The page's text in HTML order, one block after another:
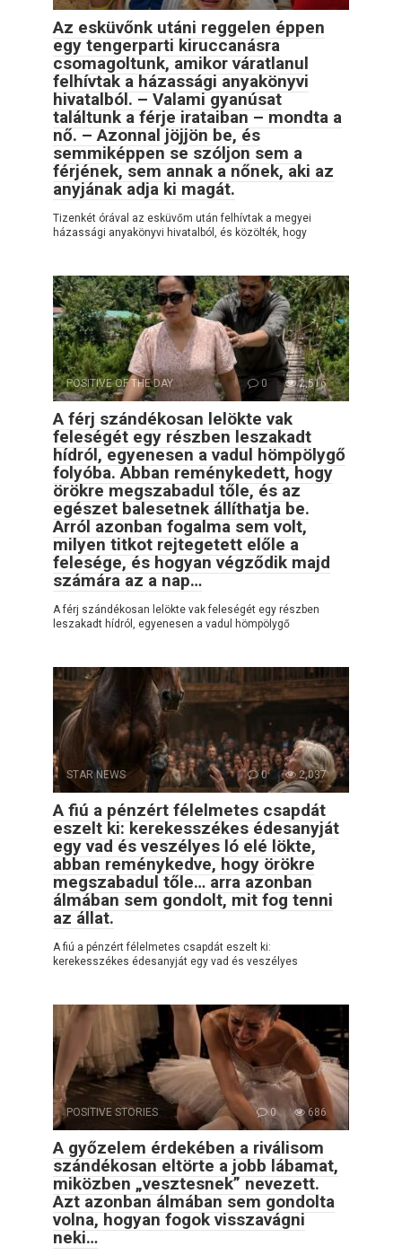
Az esküvőnk utáni reggelen éppen
egy tengerparti kiruccanásra
csomagoltunk, amikor váratlanul
felhívtak a házassági anyakönyvi
hivatalból. – Valami gyanúsat
találtunk a férje irataiban – mondta a
nő. – Azonnal jöjjön be, és
semmiképpen se szóljon sem a
férjének, sem annak a nőnek, aki az
anyjának adja ki magát.
Tizenkét órával az esküvőm után felhívtak a megyei
házassági anyakönyvi hivatalból, és közölték, hogy
POSITIVE OF THE DAY 0 2,516
A férj szándékosan lelökte vak
feleségét egy részben leszakadt
hídról, egyenesen a vadul hömpölygő
folyóba. Abban reménykedett, hogy
örökre megszabadul tőle, és az
egészet balesetnek állíthatja be.
Arról azonban fogalma sem volt,
milyen titkot rejtegetett előle a
felesége, és hogyan végződik majd
számára az a nap…
A férj szándékosan lelökte vak feleségét egy részben
leszakadt hídról, egyenesen a vadul hömpölygő
STAR NEWS 0 2,037
A fiú a pénzért félelmetes csapdát
eszelt ki: kerekesszékes édesanyját
egy vad és veszélyes ló elé lökte,
abban reménykedve, hogy örökre
megszabadul tőle… arra azonban
álmában sem gondolt, mit fog tenni
az állat.
A fiú a pénzért félelmetes csapdát eszelt ki:
kerekesszékes édesanyját egy vad és veszélyes
POSITIVE STORIES 0 686
A győzelem érdekében a riválisom
szándékosan eltörte a jobb lábamat,
miközben „vesztesnek” nevezett.
Azt azonban álmában sem gondolta
volna, hogyan fogok visszavágni
neki…